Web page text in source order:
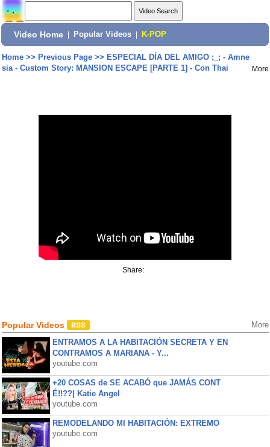
Video Home Popular Videos K-POP
Home>> Previous Page>> ESPECIAL DÍA DEL AMIGO ;_; - Amne
sia - Custom Story: MANSION ESCAPE [PARTE 1] - Con Thai
More
Share:
Popular Videos More
ENTRAMOS A LA HABITACIÓN SECRETA Y EN
CONTRAMOS A MARIANA - Y...
youtube.com
+20 COSAS de SE ACABÓ que JAMÁS CONT
É!!??| Katie Angel
youtube.com
REMODELANDO MI HABITACIÓN: EXTREMO
youtube.com